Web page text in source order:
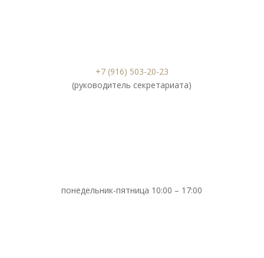
+7 (916) 503-20-23
(руководитель секретариата)
понедельник-пятница 10:00 – 17:00